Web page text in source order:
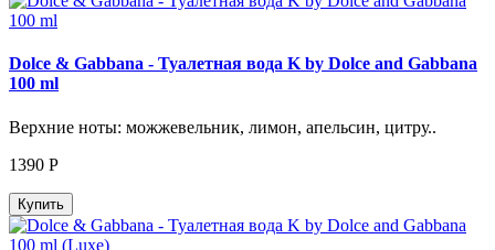
Dolce & Gabbana - Туалетная вода K by Dolce and Gabbana
100 ml
Верхние ноты: можжевельник, лимон, апельсин, цитру..
1390 Р
Купить